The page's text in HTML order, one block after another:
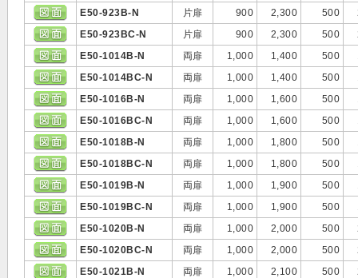
E50-923B-N
片扉 900 2,300 500
E50-923BC-N
片扉 900 2,300 500
E50-1014B-N
両扉 1,000 1,400 500
E50-1014BC-N
両扉 1,000 1,400 500
E50-1016B-N
両扉 1,000 1,600 500
E50-1016BC-N
両扉 1,000 1,600 500
E50-1018B-N
両扉 1,000 1,800 500
E50-1018BC-N
両扉 1,000 1,800 500
E50-1019B-N
両扉 1,000 1,900 500
E50-1019BC-N
両扉 1,000 1,900 500
E50-1020B-N
両扉 1,000 2,000 500
E50-1020BC-N
両扉 1,000 2,000 500
E50-1021B-N
両扉 1,000 2,100 500